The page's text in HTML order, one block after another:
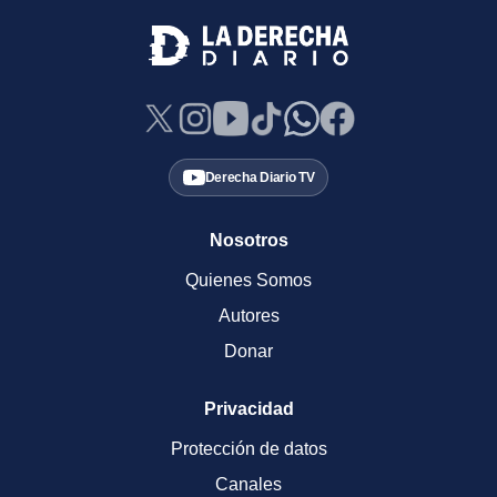
Derecha Diario TV
Nosotros
Quienes Somos
Autores
Donar
Privacidad
Protección de datos
Canales